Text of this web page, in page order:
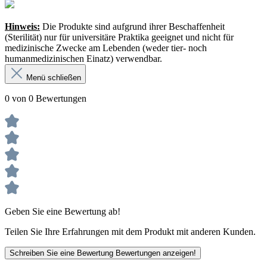
Hinweis: Die Produkte sind aufgrund ihrer Beschaffenheit
(Sterilität) nur für universitäre Praktika geeignet und nicht für
medizinische Zwecke am Lebenden (weder tier- noch
humanmedizinischen Einatz) verwendbar.
Menü schließen
0 von 0 Bewertungen
Geben Sie eine Bewertung ab!
Teilen Sie Ihre Erfahrungen mit dem Produkt mit anderen Kunden.
Schreiben Sie eine Bewertung Bewertungen anzeigen!